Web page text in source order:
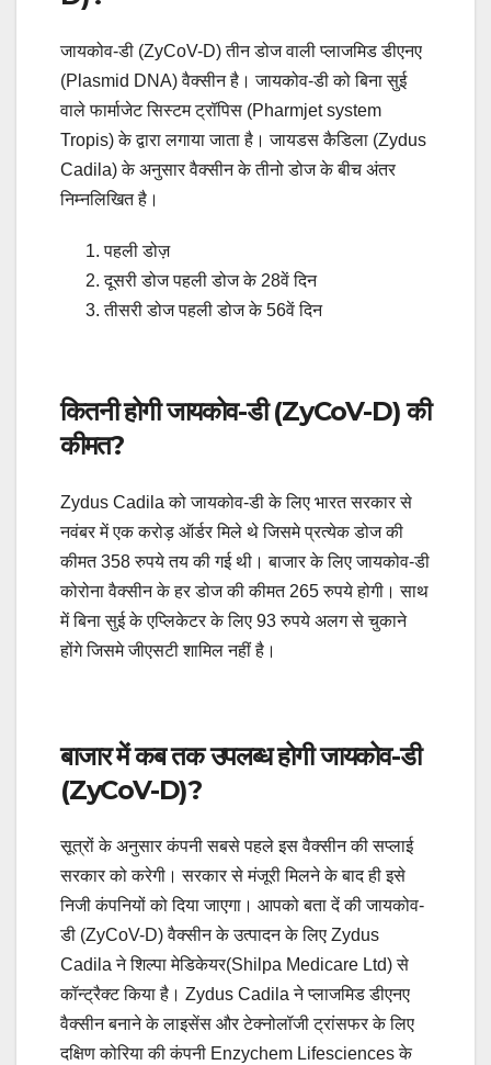
जायकोव-डी (ZyCoV-D) तीन डोज वाली प्लाजमिड डीएनए
(Plasmid DNA) वैक्सीन है। जायकोव-डी को बिना सुई
वाले फार्माजेट सिस्टम ट्रॉपिस (Pharmjet system
Tropis) के द्वारा लगाया जाता है। जायडस कैडिला (Zydus
Cadila) के अनुसार वैक्सीन के तीनो डोज के बीच अंतर
निम्नलिखित है।
पहली डोज़
दूसरी डोज पहली डोज के 28वें दिन
तीसरी डोज पहली डोज के 56वें दिन
कितनी होगी जायकोव-डी (ZyCoV-D) की
कीमत?
Zydus Cadila को जायकोव-डी के लिए भारत सरकार से
नवंबर में एक करोड़ ऑर्डर मिले थे जिसमे प्रत्येक डोज की
कीमत 358 रुपये तय की गई थी। बाजार के लिए जायकोव-डी
कोरोना वैक्सीन के हर डोज की कीमत 265 रुपये होगी। साथ
में बिना सुई के एप्लिकेटर के लिए 93 रुपये अलग से चुकाने
होंगे जिसमे जीएसटी शामिल नहीं है।
बाजार में कब तक उपलब्ध होगी जायकोव-डी
(ZyCoV-D)?
सूत्रों के अनुसार कंपनी सबसे पहले इस वैक्सीन की सप्लाई
सरकार को करेगी। सरकार से मंजूरी मिलने के बाद ही इसे
निजी कंपनियों को दिया जाएगा। आपको बता दें की जायकोव-
डी (ZyCoV-D) वैक्सीन के उत्पादन के लिए Zydus
Cadila ने शिल्पा मेडिकेयर(Shilpa Medicare Ltd) से
कॉन्ट्रैक्ट किया है। Zydus Cadila ने प्लाजमिड डीएनए
वैक्सीन बनाने के लाइसेंस और टेक्नोलॉजी ट्रांसफर के लिए
दक्षिण कोरिया की कंपनी Enzychem Lifesciences के